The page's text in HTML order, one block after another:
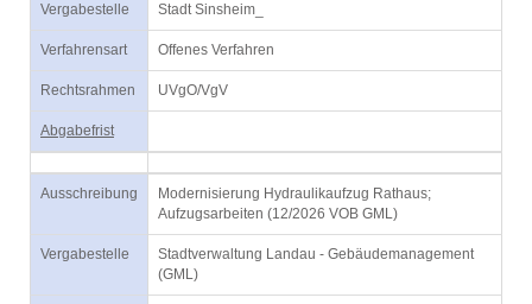
Vergabestelle Stadt Sinsheim_
Verfahrensart Offenes Verfahren
Rechtsrahmen UVgO/VgV
Abgabefrist
Ausschreibung
Modernisierung Hydraulikaufzug Rathaus;
Aufzugsarbeiten (12/2026 VOB GML)
Vergabestelle
Stadtverwaltung Landau - Gebäudemanagement
(GML)